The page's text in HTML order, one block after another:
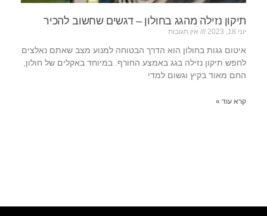
תיקון נזילה מהגג בחולון – דגשים שחשוב להכיר
יוני 18, 2023 אין תגובות
איטום גגות בחולון הוא הדרך הבטוחה למנוע מצב שאתם נאלצים
לחפש תיקון נזילה בגג באמצע החורף. במיוחד באקלים של חולון,
החם מאוד בקיץ וגשום למדי
קרא עוד »